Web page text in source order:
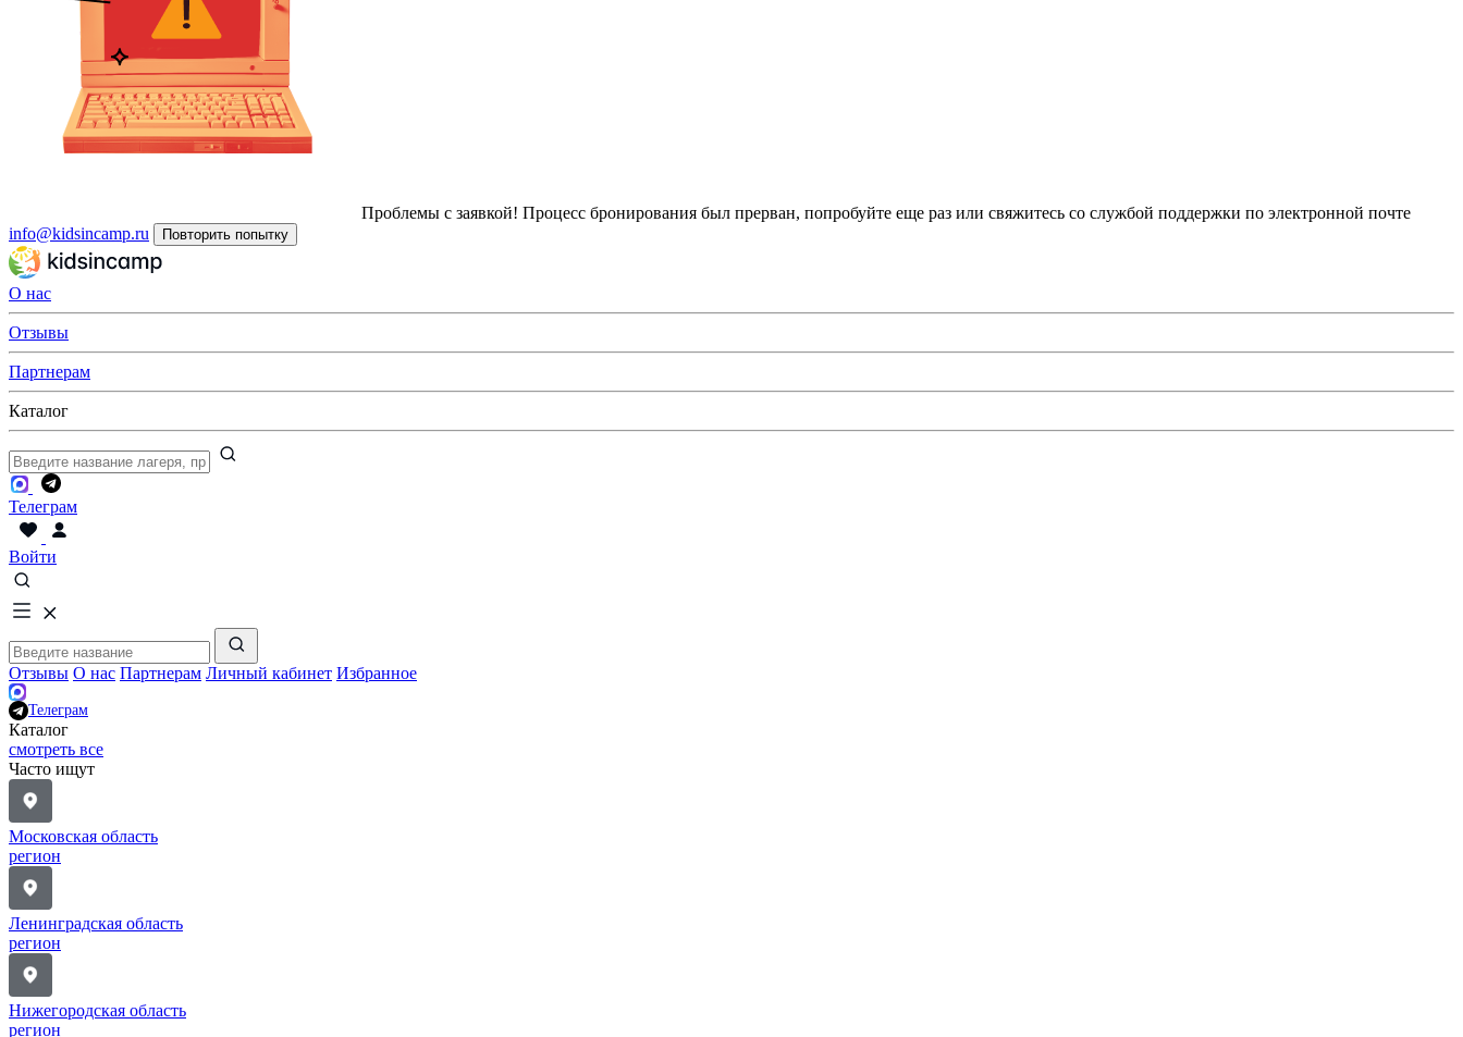
Проблемы с заявкой! Процесс бронирования был прерван, попробуйте еще раз или свяжитесь со службой поддержки по электронной почте
info@kidsincamp.ru
Повторить попытку
О нас
Отзывы
Партнерам
Каталог
Телеграм
Войти
Отзывы О нас Партнерам Личный кабинет Избранное
Телеграм
Каталог
смотреть все
Часто ищут
Московская область
регион
Ленинградская область
регион
Нижегородская область
регион